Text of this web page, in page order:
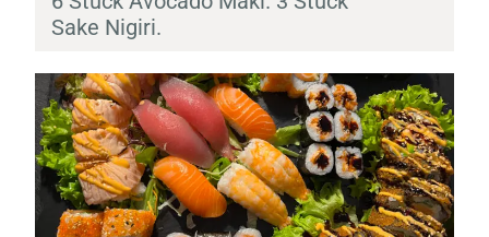
Sake Nigiri.